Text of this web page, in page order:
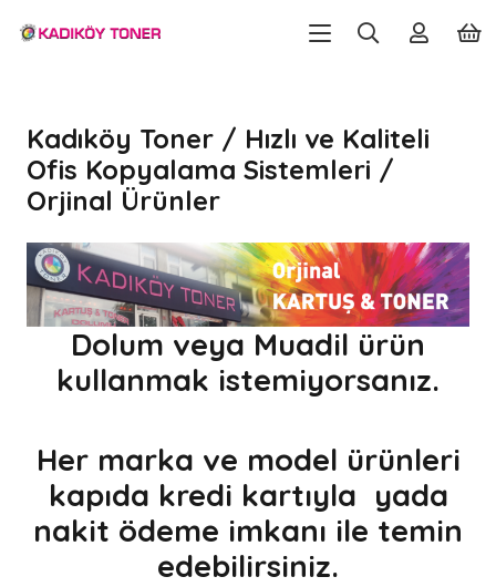
Kadıköy Toner / Hızlı ve Kaliteli
Ofis Kopyalama Sistemleri /
Orjinal Ürünler
Dolum veya Muadil ürün
kullanmak istemiyorsanız.
Her marka ve model ürünleri
kapıda kredi kartıyla yada
nakit ödeme imkanı ile temin
edebilirsiniz.